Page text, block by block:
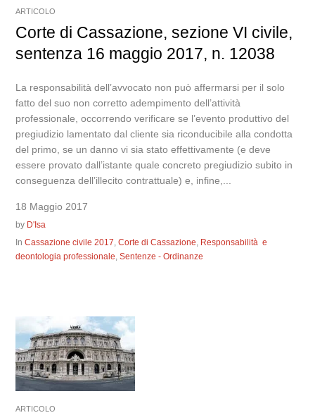
ARTICOLO
Corte di Cassazione, sezione VI civile,
sentenza 16 maggio 2017, n. 12038
La responsabilità dell’avvocato non può affermarsi per il solo
fatto del suo non corretto adempimento dell’attività
professionale, occorrendo verificare se l’evento produttivo del
pregiudizio lamentato dal cliente sia riconducibile alla condotta
del primo, se un danno vi sia stato effettivamente (e deve
essere provato dall’istante quale concreto pregiudizio subito in
conseguenza dell’illecito contrattuale) e, infine,...
18 Maggio 2017
by D'Isa
InCassazione civile 2017,Corte di Cassazione, Responsabilità e
deontologia professionale,Sentenze - Ordinanze
ARTICOLO